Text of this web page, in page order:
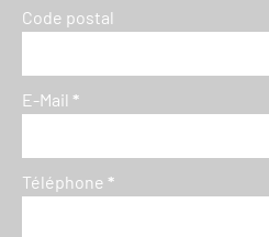
Code postal
E-Mail *
Téléphone *